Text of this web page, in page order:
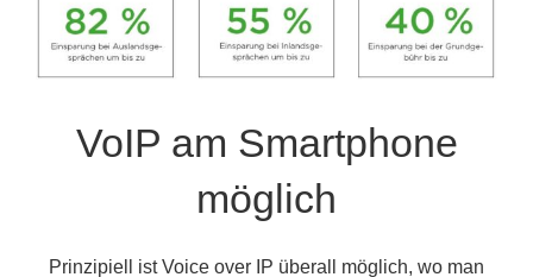
VoIP am Smartphone
möglich
Prinzipiell ist Voice over IP überall möglich, wo man